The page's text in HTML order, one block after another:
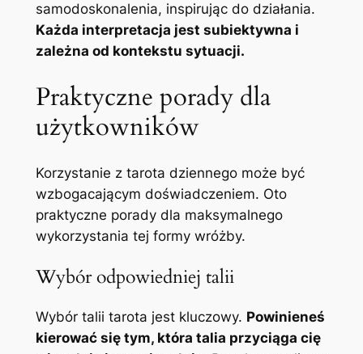
samodoskonalenia, inspirując do działania.
Każda interpretacja jest subiektywna i
zależna od kontekstu sytuacji.
Praktyczne porady dla
użytkowników
Korzystanie z tarota dziennego może być
wzbogacającym doświadczeniem. Oto
praktyczne porady dla maksymalnego
wykorzystania tej formy wróżby.
Wybór odpowiedniej talii
Wybór talii tarota jest kluczowy. Powinieneś
kierować się tym, która talia przyciąga cię